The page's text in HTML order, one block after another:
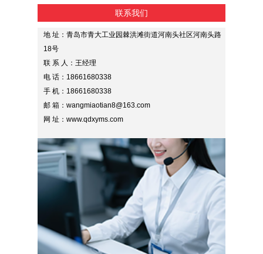
联系我们
地 址：青岛市青大工业园棘洪滩街道河南头社区河南头路
18号
联 系 人：王经理
电 话：18661680338
手 机：18661680338
邮 箱：wangmiaotian8@163.com
网 址：www.qdxyms.com